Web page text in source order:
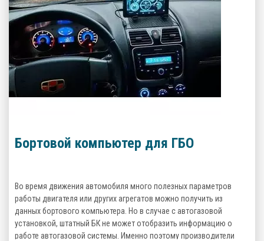
Бортовой компьютер для ГБО
Во время движения автомобиля много полезных параметров
работы двигателя или других агрегатов можно получить из
данных бортового компьютера. Но в случае с автогазовой
установкой, штатный БК не может отобразить информацию о
работе автогазовой системы. Именно поэтому производители